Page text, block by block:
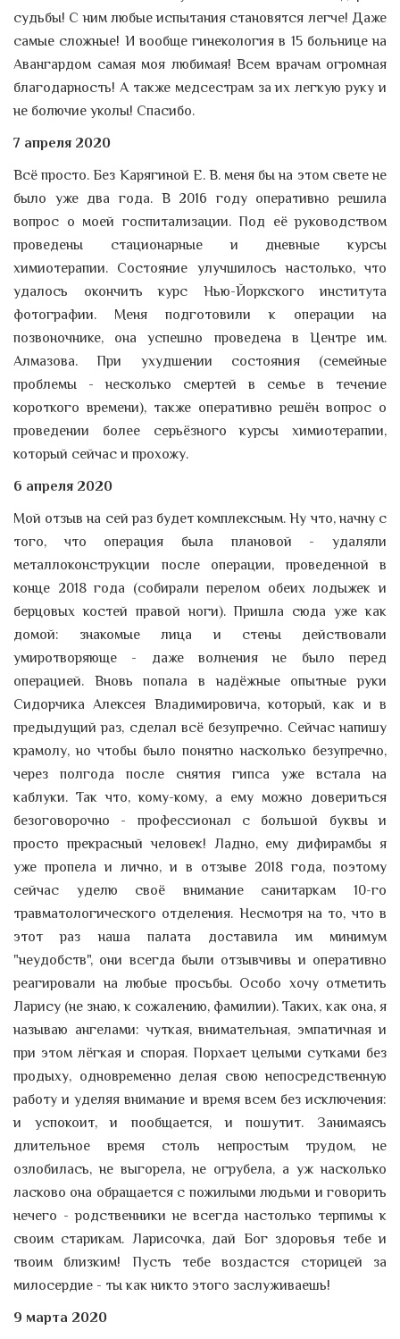
судьбы! С ним любые испытания становятся легче! Даже
самые сложные! И вообще гинекология в 15 больнице на
Авангардом самая моя любимая! Всем врачам огромная
благодарность! А также медсестрам за их легкую руку и
не болючие уколы! Спасибо.
7 апреля 2020
Всё просто. Без Карягиной Е. В. меня бы на этом свете не
было уже два года. В 2016 году оперативно решила
вопрос о моей госпитализации. Под её руководством
проведены стационарные и дневные курсы
химиотерапии. Состояние улучшилось настолько, что
удалось окончить курс Нью-Йоркского института
фотографии. Меня подготовили к операции на
позвоночнике, она успешно проведена в Центре им.
Алмазова. При ухудшении состояния (семейные
проблемы - несколько смертей в семье в течение
короткого времени), также оперативно решён вопрос о
проведении более серьёзного курсы химиотерапии,
который сейчас и прохожу.
6 апреля 2020
Мой отзыв на сей раз будет комплексным. Ну что, начну с
того, что операция была плановой - удаляли
металлоконструкции после операции, проведенной в
конце 2018 года (собирали перелом обеих лодыжек и
берцовых костей правой ноги). Пришла сюда уже как
домой: знакомые лица и стены действовали
умиротворяюще - даже волнения не было перед
операцией. Вновь попала в надёжные опытные руки
Сидорчика Алексея Владимировича, который, как и в
предыдущий раз, сделал всё безупречно. Сейчас напишу
крамолу, но чтобы было понятно насколько безупречно,
через полгода после снятия гипса уже встала на
каблуки. Так что, кому-кому, а ему можно довериться
безоговорочно - профессионал с большой буквы и
просто прекрасный человек! Ладно, ему дифирамбы я
уже пропела и лично, и в отзыве 2018 года, поэтому
сейчас уделю своё внимание санитаркам 10-го
травматологического отделения. Несмотря на то, что в
этот раз наша палата доставила им минимум
"неудобств", они всегда были отзывчивы и оперативно
реагировали на любые просьбы. Особо хочу отметить
Ларису (не знаю, к сожалению, фамилии). Таких, как она, я
называю ангелами: чуткая, внимательная, эмпатичная и
при этом лёгкая и спорая. Порхает целыми сутками без
продыху, одновременно делая свою непосредственную
работу и уделяя внимание и время всем без исключения:
и успокоит, и пообщается, и пошутит. Занимаясь
длительное время столь непростым трудом, не
озлобилась, не выгорела, не огрубела, а уж насколько
ласково она обращается с пожилыми людьми и говорить
нечего - родственники не всегда настолько терпимы к
своим старикам. Ларисочка, дай Бог здоровья тебе и
твоим близким! Пусть тебе воздастся сторицей за
милосердие - ты как никто этого заслуживаешь!
9 марта 2020